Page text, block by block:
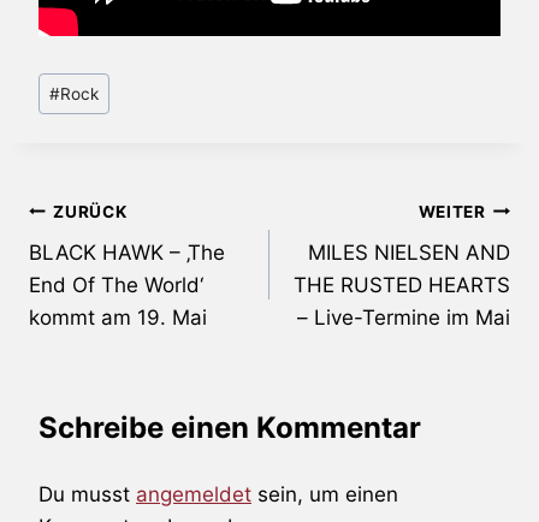
Schlagworte:
#Rock
Beitragsnavigation
ZURÜCK
BLACK HAWK – ‚The
End Of The World‘
kommt am 19. Mai
WEITER
MILES NIELSEN AND
THE RUSTED HEARTS
– Live-Termine im Mai
Schreibe einen Kommentar
Du musst angemeldet sein, um einen